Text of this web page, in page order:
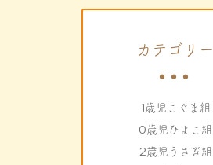
カテゴリー
1歳児こぐま組
0歳児ひよこ組
2歳児うさぎ組